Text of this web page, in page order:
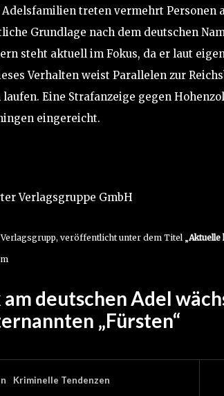
treten vermehrt Personen
Grundlage nach dem deutschen
steht aktuell im Fokus, da er laut
Verhalten weist Parallelen zur
Eine Strafanzeige gegen
eingereicht.
Verlagsgruppe GmbH
veröffentlicht unter dem Titel „
deutschen Adel
„Fürsten“
Kriminelle Tendenzen